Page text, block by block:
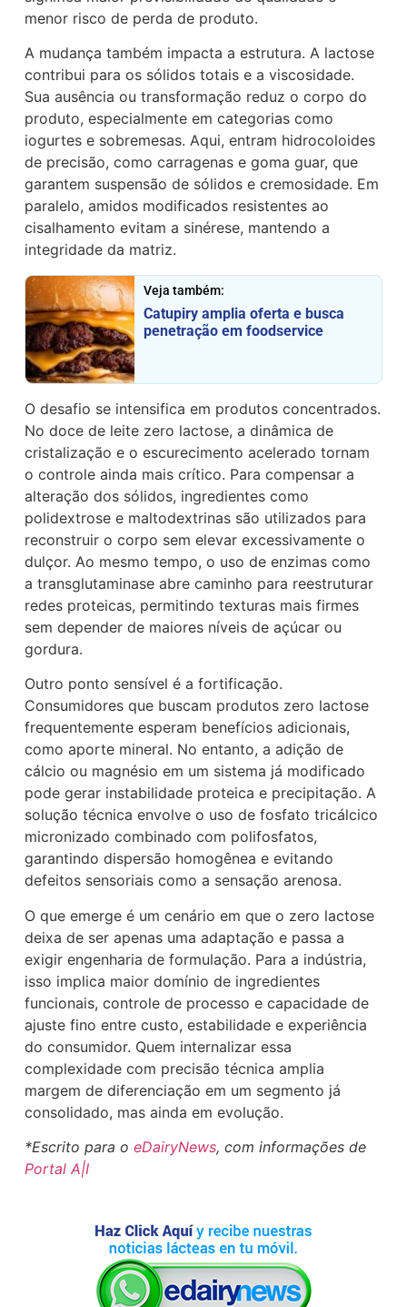
menor risco de perda de produto.
A mudança também impacta a estrutura. A lactose
contribui para os sólidos totais e a viscosidade.
Sua ausência ou transformação reduz o corpo do
produto, especialmente em categorias como
iogurtes e sobremesas. Aqui, entram hidrocoloides
de precisão, como carragenas e goma guar, que
garantem suspensão de sólidos e cremosidade. Em
paralelo, amidos modificados resistentes ao
cisalhamento evitam a sinérese, mantendo a
integridade da matriz.
Veja também:
Catupiry amplia oferta e busca
penetração em foodservice
O desafio se intensifica em produtos concentrados.
No doce de leite zero lactose, a dinâmica de
cristalização e o escurecimento acelerado tornam
o controle ainda mais crítico. Para compensar a
alteração dos sólidos, ingredientes como
polidextrose e maltodextrinas são utilizados para
reconstruir o corpo sem elevar excessivamente o
dulçor. Ao mesmo tempo, o uso de enzimas como
a transglutaminase abre caminho para reestruturar
redes proteicas, permitindo texturas mais firmes
sem depender de maiores níveis de açúcar ou
gordura.
Outro ponto sensível é a fortificação.
Consumidores que buscam produtos zero lactose
frequentemente esperam benefícios adicionais,
como aporte mineral. No entanto, a adição de
cálcio ou magnésio em um sistema já modificado
pode gerar instabilidade proteica e precipitação. A
solução técnica envolve o uso de fosfato tricálcico
micronizado combinado com polifosfatos,
garantindo dispersão homogênea e evitando
defeitos sensoriais como a sensação arenosa.
O que emerge é um cenário em que o zero lactose
deixa de ser apenas uma adaptação e passa a
exigir engenharia de formulação. Para a indústria,
isso implica maior domínio de ingredientes
funcionais, controle de processo e capacidade de
ajuste fino entre custo, estabilidade e experiência
do consumidor. Quem internalizar essa
complexidade com precisão técnica amplia
margem de diferenciação em um segmento já
consolidado, mas ainda em evolução.
*Escrito para oeDairyNews, com informações de
Portal A|I